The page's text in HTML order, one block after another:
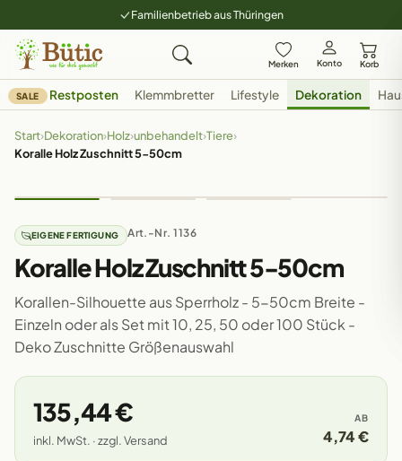
Familienbetrieb aus Thüringen
Merken Konto Korb
SALE Restposten Klemmbretter Lifestyle Dekoration
Start›Dekoration›Holz›unbehandelt›Tiere›
Koralle Holz Zuschnitt 5-50cm
EIGENE FERTIGUNG Art.-Nr. 1136
Koralle Holz Zuschnitt 5-50cm
Korallen-Silhouette aus Sperrholz - 5-50cm Breite -
Einzeln oder als Set mit 10, 25, 50 oder 100 Stück -
Deko Zuschnitte Größenauswahl
135,44 €
inkl. MwSt. · zzgl. Versand
AB
4,74 €